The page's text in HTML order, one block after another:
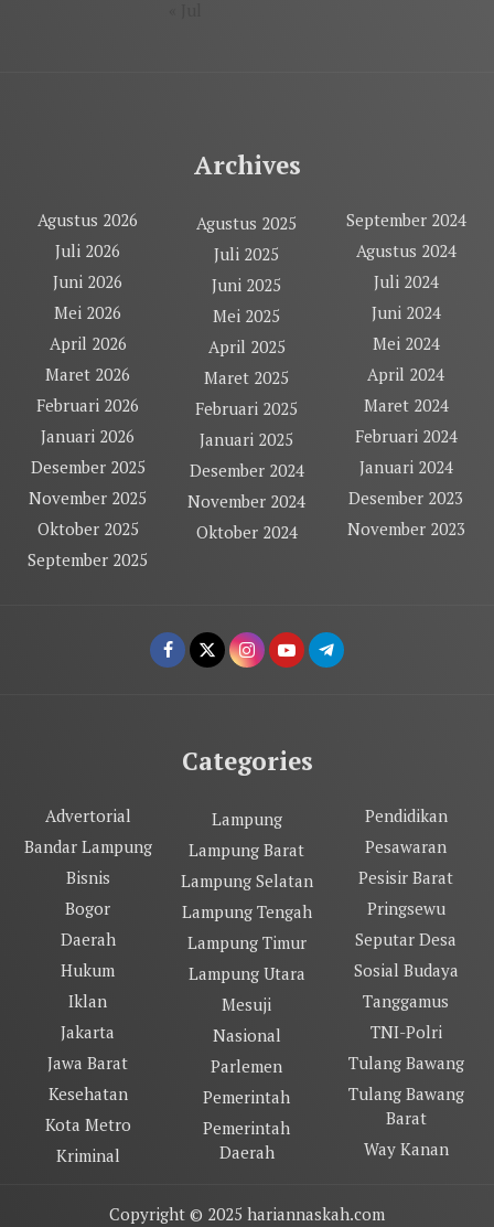
Archives
Agustus 2026
Juli 2026
Juni 2026
Mei 2026
April 2026
Maret 2026
Februari 2026
Januari 2026
Desember 2025
November 2025
Oktober 2025
September 2025
Agustus 2025
Juli 2025
Juni 2025
Mei 2025
April 2025
Maret 2025
Februari 2025
Januari 2025
Desember 2024
November 2024
Oktober 2024
September 2024
Agustus 2024
Juli 2024
Juni 2024
Mei 2024
April 2024
Maret 2024
Februari 2024
Januari 2024
Desember 2023
November 2023
Categories
Advertorial
Bandar Lampung
Bisnis
Bogor
Daerah
Hukum
Iklan
Jakarta
Jawa Barat
Kesehatan
Kota Metro
Kriminal
Lampung
Lampung Barat
Lampung Selatan
Lampung Tengah
Lampung Timur
Lampung Utara
Mesuji
Nasional
Parlemen
Pemerintah
Pemerintah
Daerah
Pendidikan
Pesawaran
Pesisir Barat
Pringsewu
Seputar Desa
Sosial Budaya
Tanggamus
TNI-Polri
Tulang Bawang
Tulang Bawang
Barat
Way Kanan
Copyright © 2025 hariannaskah.com